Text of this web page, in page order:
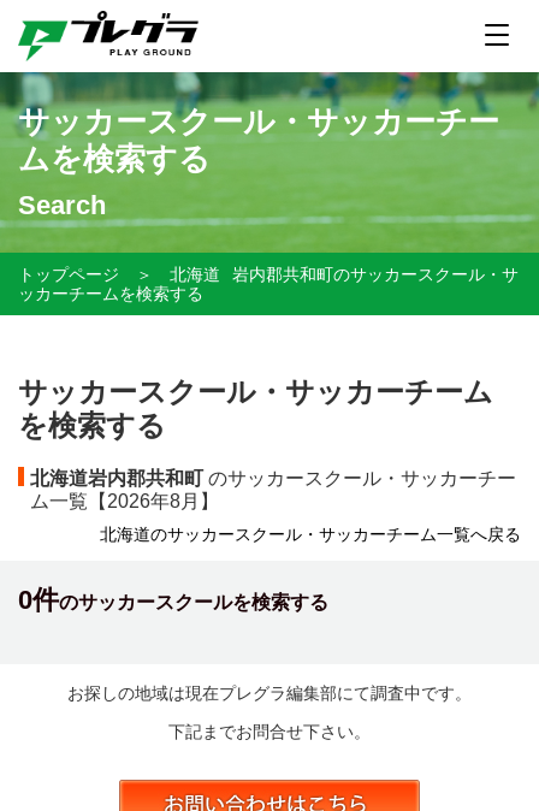
サッカースクール・サッカーチー
ムを検索する
Search
トップページ ＞ 北海道
岩内郡共和町のサッカースクール・サ
ッカーチームを検索する
サッカースクール・サッカーチーム
を検索する
北海道岩内郡共和町 のサッカースクール・サッカーチー
ム一覧【 2026年8月】
北海道のサッカースクール・サッカーチーム一覧へ戻る
0件のサッカースクールを検索する
お探しの地域は現在プレグラ編集部にて調査中です。
下記までお問合せ下さい。